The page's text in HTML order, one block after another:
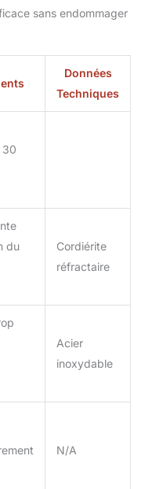
sans endommager
Données
Techniques
30
du
Cordiérite
réfractaire
Acier
inoxydable
N/A